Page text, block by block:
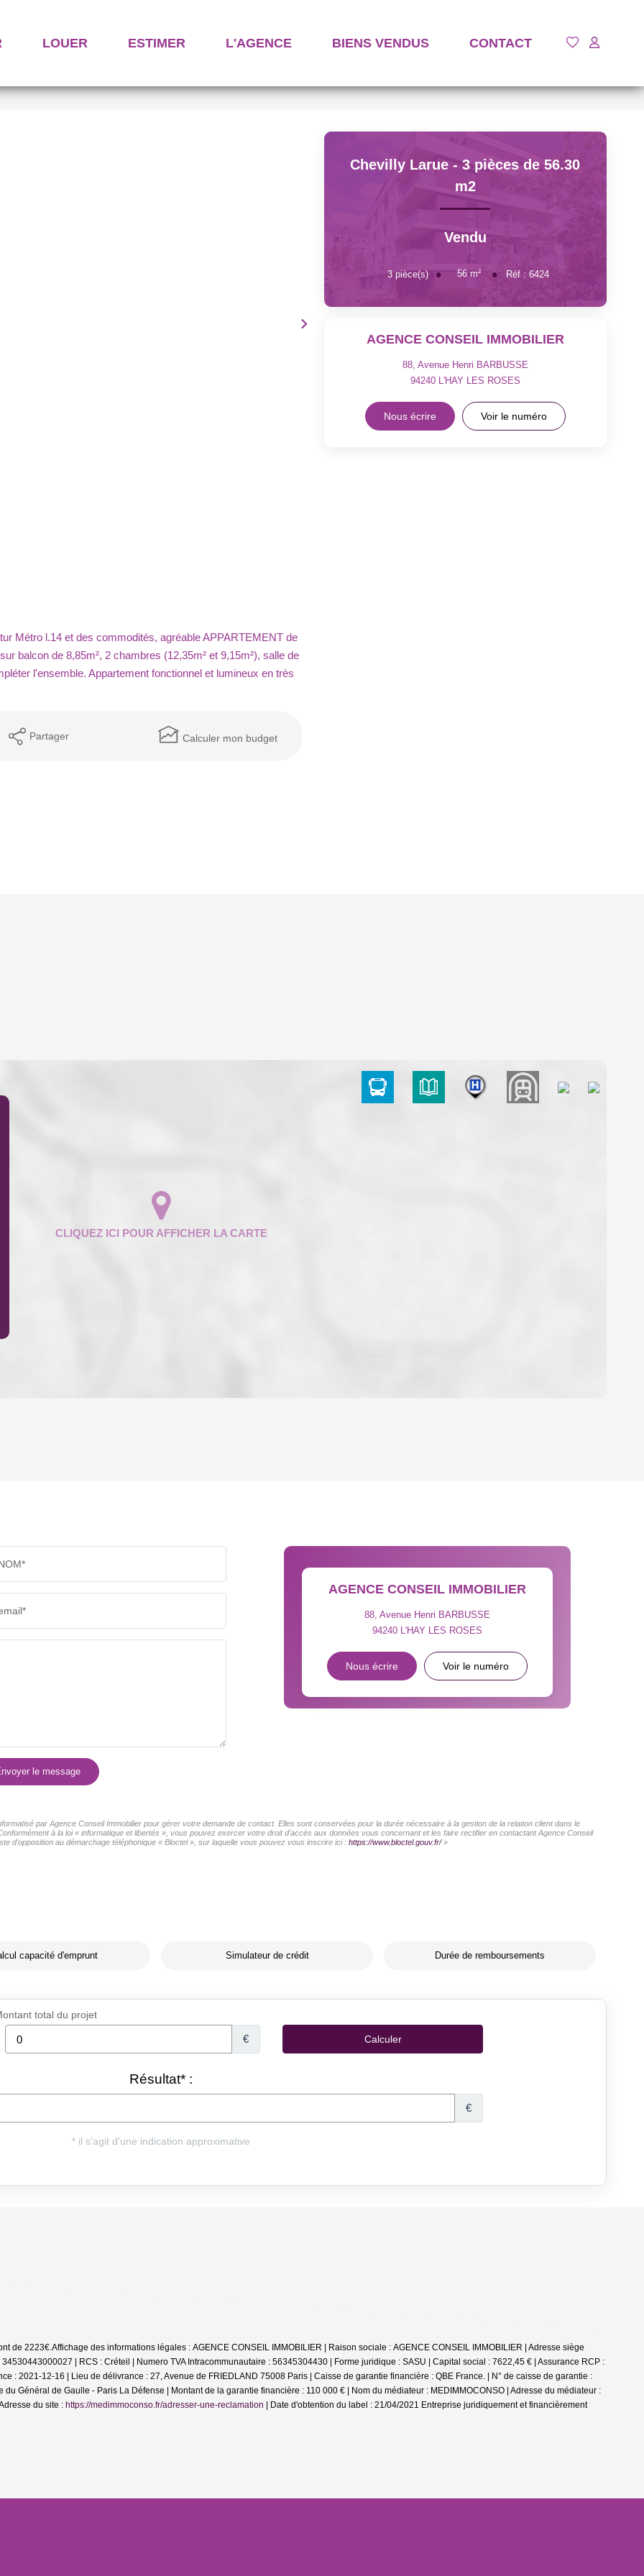
LOUER ESTIMER L'AGENCE BIENS VENDUS CONTACT
Métro l.14 et des commodités, agréable APPARTEMENT de
balcon de 8,85m², 2 chambres (12,35m² et 9,15m²), salle de
l'ensemble. Appartement fonctionnel et lumineux en très
Partager Calculer mon budget
Chevilly Larue - 3 pièces de 56.30
m2
Vendu
3 pièce(s) 56 m² Réf : 6424
AGENCE CONSEIL IMMOBILIER
88, Avenue Henri BARBUSSE
94240 L'HAY LES ROSES
Nous écrire Voir le numéro
ECOLES ET CRÈCHES
COMMERCES
le message
AGENCE CONSEIL IMMOBILIER
88, Avenue Henri BARBUSSE
94240 L'HAY LES ROSES
Nous écrire Voir le numéro
par Agence Conseil Immobilier pour gérer votre demande de contact. Elles sont conservées pour la durée nécessaire à la gestion de la relation client dans le
à la loi « informatique et libertés », vous pouvez exercer votre droit d'accès aux données vous concernant et les faire rectifier en contactant Agence Conseil
d'opposition au démarchage téléphonique « Bloctel », sur laquelle vous pouvez vous inscrire ici : https://www.bloctel.gouv.fr/»
capacité d'emprunt Simulateur de crédit Durée de remboursements
de 2223€.Affichage des informations légales : AGENCE CONSEIL IMMOBILIER | Raison sociale : AGENCE CONSEIL IMMOBILIER | Adresse siège
| RCS : Créteil | Numero TVA Intracommunautaire : 56345304430 | Forme juridique : SASU | Capital social : 7622,45 € | Assurance RCP :
: 2021-12-16 | Lieu de délivrance : 27, Avenue de FRIEDLAND 75008 Paris | Caisse de garantie financière : QBE France. | N° de caisse de garantie :
Général de Gaulle - Paris La Défense | Montant de la garantie financière : 110 000 € | Nom du médiateur : MEDIMMOCONSO | Adresse du médiateur :
du site : https://medimmoconso.fr/adresser-une-reclamation | Date d'obtention du label : 21/04/2021 Entreprise juridiquement et financièrement